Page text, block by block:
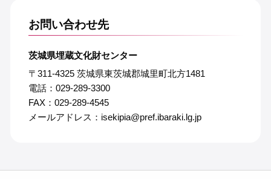
お問い合わせ先
茨城県埋蔵文化財センター
〒311-4325 茨城県東茨城郡城里町北方1481
電話：029-289-3300
FAX：029-289-4545
メールアドレス：isekipia@pref.ibaraki.lg.jp